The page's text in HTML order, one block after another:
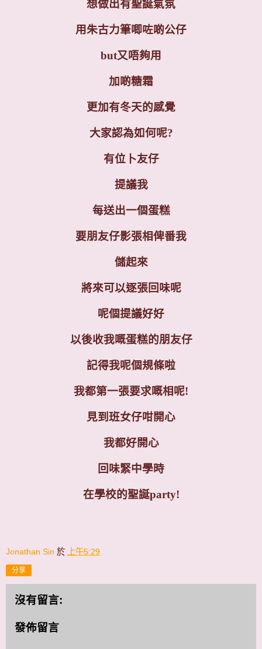
想做出有聖誕氣氛
用朱古力筆唧咗啲公仔
but又唔夠用
加啲糖霜
更加有冬天的感覺
大家認為如何呢?
有位卜友仔
提議我
每送出一個蛋糕
要朋友仔影張相俾番我
儲起來
將來可以逐張回味呢
呢個提議好好
以後收我嘅蛋糕的朋友仔
記得我呢個規條啦
我都第一張要求嘅相呢!
見到班女仔咁開心
我都好開心
回味緊中學時
在學校的聖誕party!
Jonathan Sin 於 上午5:29
分享
沒有留言:
發佈留言